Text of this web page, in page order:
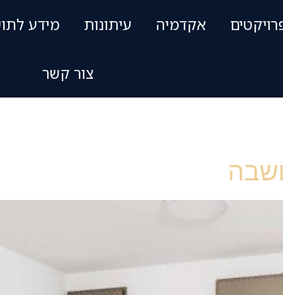
אקדמיה עיתונות מידע
צור קשר